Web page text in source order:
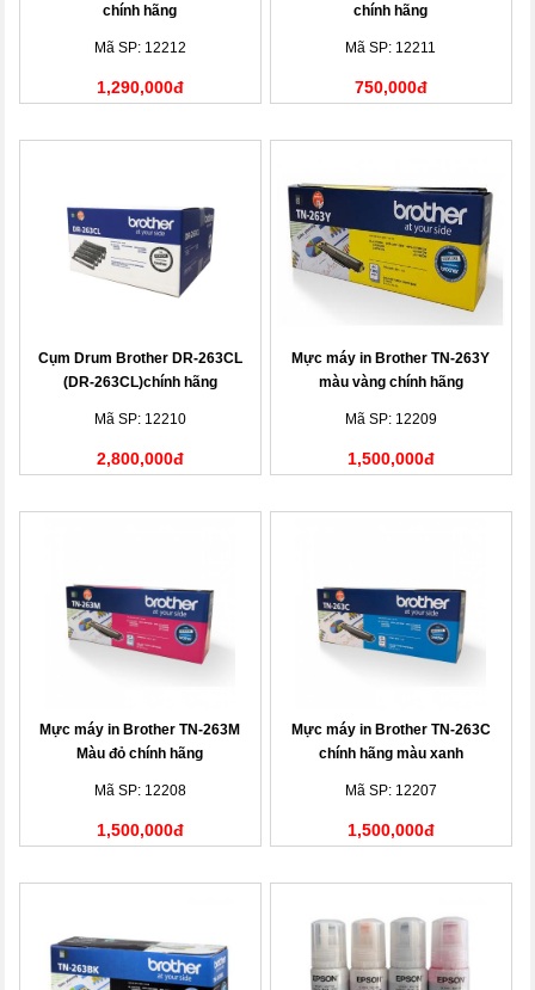
chính hãng
Mã SP: 12212
1,290,000đ
chính hãng
Mã SP: 12211
750,000đ
Cụm Drum Brother DR-263CL
(DR-263CL)chính hãng
Mã SP: 12210
2,800,000đ
Mực máy in Brother TN-263Y
màu vàng chính hãng
Mã SP: 12209
1,500,000đ
Mực máy in Brother TN-263M
Màu đỏ chính hãng
Mã SP: 12208
1,500,000đ
Mực máy in Brother TN-263C
chính hãng màu xanh
Mã SP: 12207
1,500,000đ